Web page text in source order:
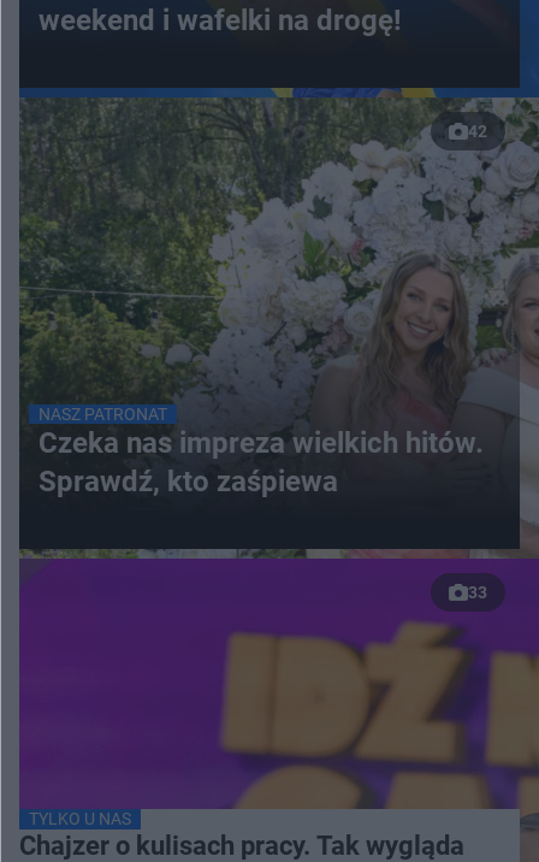
weekend i wafelki na drogę!
42
NASZ PATRONAT
Czeka nas impreza wielkich hitów.
Sprawdź, kto zaśpiewa
33
TYLKO U NAS
Chajzer o kulisach pracy. Tak wygląda